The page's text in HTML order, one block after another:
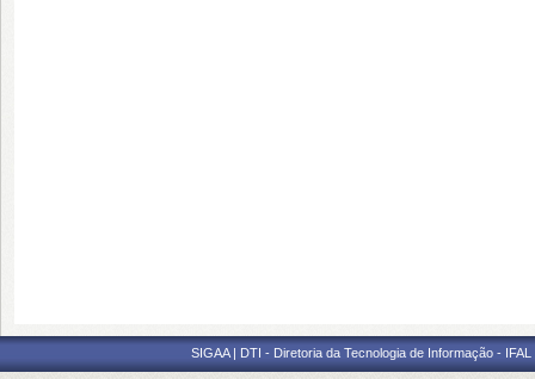
SIGAA | DTI - Diretoria da Tecnologia de Informação -